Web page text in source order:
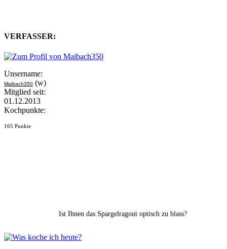
VERFASSER:
Unsername:
Maibach350 (w)
Mitglied seit:
01.12.2013
Kochpunkte:
165 Punkte
Ist Ihnen das Spargelragout optisch zu blass?